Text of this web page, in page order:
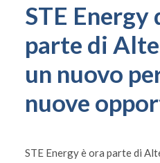
STE Energy
parte di
un nuovo
nuove
STE Energy è ora parte di